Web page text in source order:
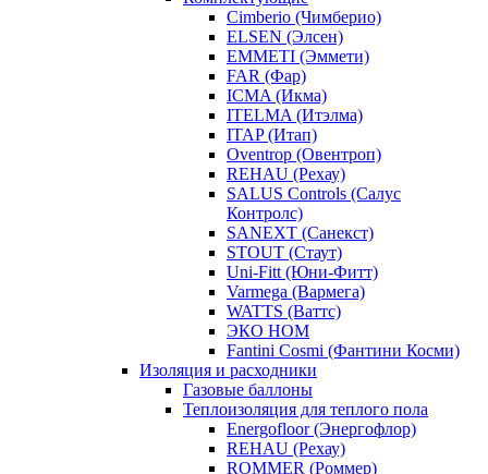
Cimberio (Чимберио)
ELSEN (Элсен)
EMMETI (Эммети)
FAR (Фар)
ICMA (Икма)
ITELMA (Итэлма)
ITAP (Итап)
Oventrop (Овентроп)
REHAU (Рехау)
SALUS Controls (Салус
Контролс)
SANEXT (Санекст)
STOUT (Стаут)
Uni-Fitt (Юни-Фитт)
Varmega (Вармега)
WATTS (Ваттс)
ЭКО НОМ
Fantini Cosmi (Фантини Косми)
Изоляция и расходники
Газовые баллоны
Теплоизоляция для теплого пола
Energofloor (Энергофлор)
REHAU (Рехау)
ROMMER (Роммер)